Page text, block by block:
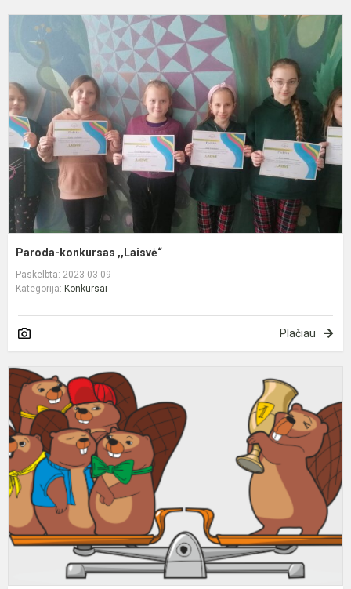
Paroda-konkursas ,,Laisvė“
Paskelbta: 2023-03-09
Kategorija: Konkursai
Plačiau